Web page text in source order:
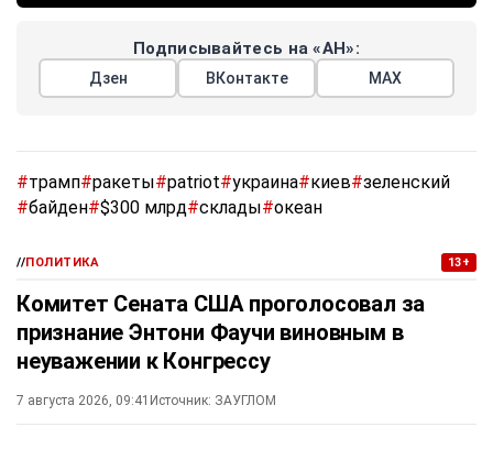
Подписывайтесь на «АН»:
Дзен ВКонтакте МАХ
#трамп#ракеты#patriot#украина#киев#зеленский
#байден#$300 млрд#склады#океан
//ПОЛИТИКА 13+
Комитет Сената США проголосовал за
признание Энтони Фаучи виновным в
неуважении к Конгрессу
7 августа 2026, 09:41 Источник: ЗАУГЛОМ